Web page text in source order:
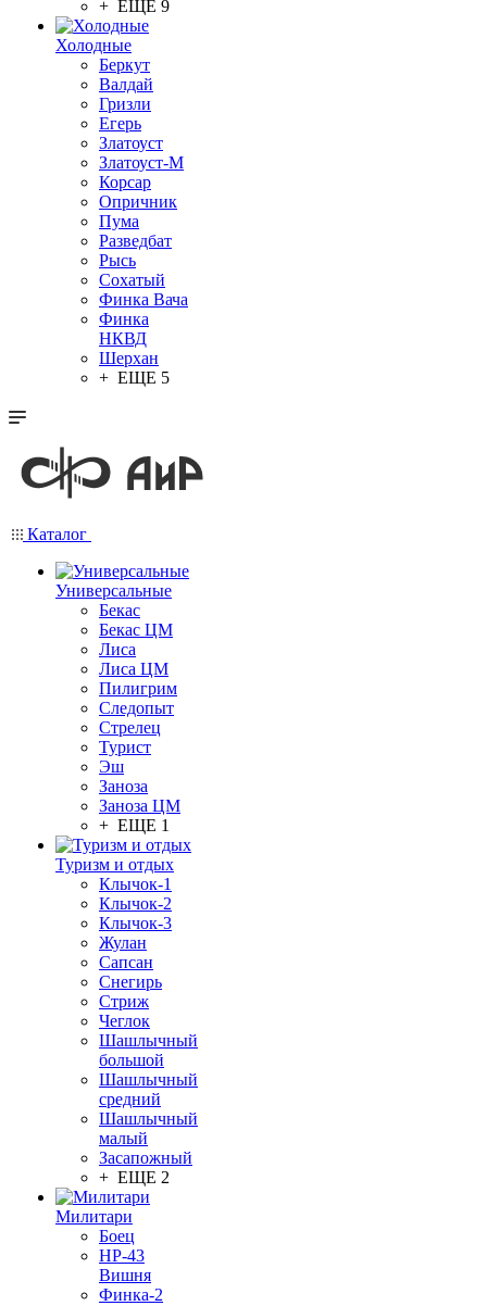
+ ЕЩЕ 9
Холодные
Беркут
Валдай
Гризли
Егерь
Златоуст
Златоуст-М
Корсар
Опричник
Пума
Разведбат
Рысь
Сохатый
Финка Вача
Финка
НКВД
Шерхан
+ ЕЩЕ 5
Каталог
Универсальные
Бекас
Бекас ЦМ
Лиса
Лиса ЦМ
Пилигрим
Следопыт
Стрелец
Турист
Эш
Заноза
Заноза ЦМ
+ ЕЩЕ 1
Туризм и отдых
Клычок-1
Клычок-2
Клычок-3
Жулан
Сапсан
Снегирь
Стриж
Чеглок
Шашлычный
большой
Шашлычный
средний
Шашлычный
малый
Засапожный
+ ЕЩЕ 2
Милитари
Боец
НР-43
Вишня
Финка-2